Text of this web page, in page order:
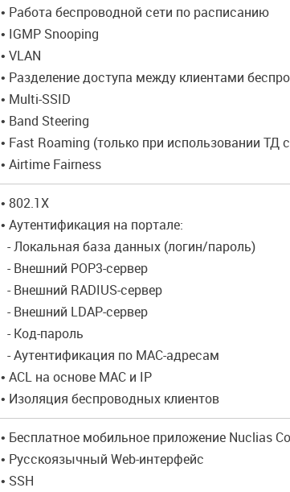
• Работа беспроводной сети по расписанию
• IGMP Snooping
• VLAN
• Разделение доступа между клиентами
• Multi-SSID
• Band Steering
• Fast Roaming (только при использовании
• Airtime Fairness
• 802.1X
• Аутентификация на портале:
- Локальная база данных (логин/пароль)
- Внешний POP3-сервер
- Внешний RADIUS-сервер
- Внешний LDAP-сервер
- Код-пароль
- Аутентификация по MAC-адресам
• ACL на основе MAC и IP
• Изоляция беспроводных клиентов
• Бесплатное мобильное приложение Nuclias
• Русскоязычный Web-интерфейс
• SSH